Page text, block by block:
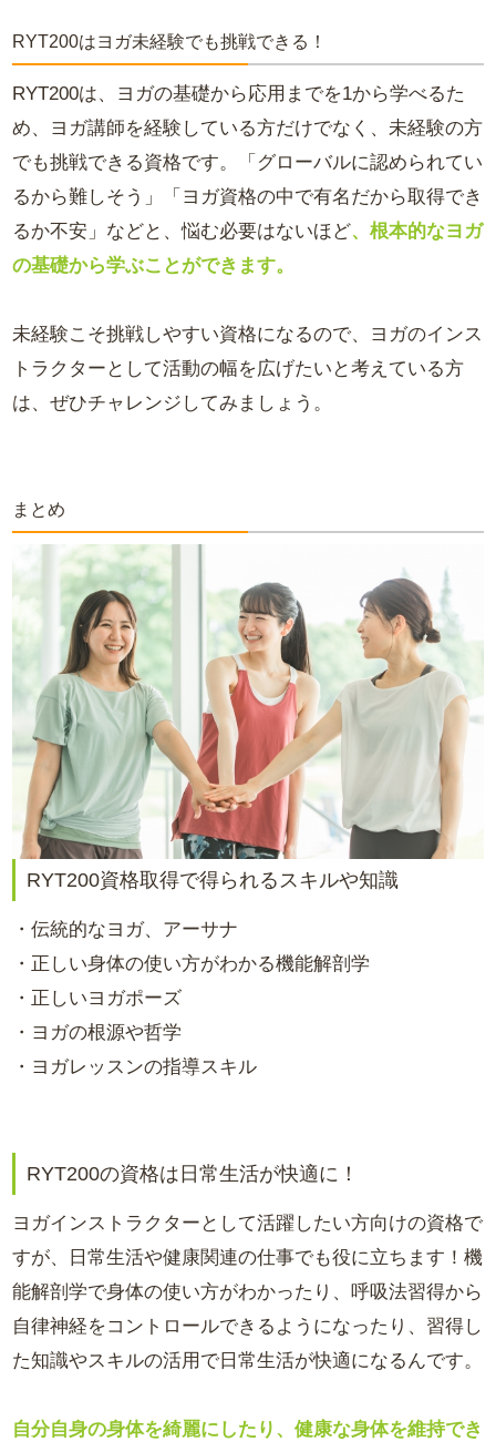
RYT200はヨガ未経験でも挑戦できる！
RYT200は、ヨガの基礎から応用までを1から学べるた
め、ヨガ講師を経験している方だけでなく、未経験の方
でも挑戦できる資格です。「グローバルに認められてい
るから難しそう」「ヨガ資格の中で有名だから取得でき
るか不安」などと、悩む必要はないほど、根本的なヨガ
の基礎から学ぶことができます。
未経験こそ挑戦しやすい資格になるので、ヨガのインス
トラクターとして活動の幅を広げたいと考えている方
は、ぜひチャレンジしてみましょう。
まとめ
RYT200資格取得で得られるスキルや知識
・伝統的なヨガ、アーサナ
・正しい身体の使い方がわかる機能解剖学
・正しいヨガポーズ
・ヨガの根源や哲学
・ヨガレッスンの指導スキル
RYT200の資格は日常生活が快適に！
ヨガインストラクターとして活躍したい方向けの資格で
すが、日常生活や健康関連の仕事でも役に立ちます！機
能解剖学で身体の使い方がわかったり、呼吸法習得から
自律神経をコントロールできるようになったり、習得し
た知識やスキルの活用で日常生活が快適になるんです。
自分自身の身体を綺麗にしたり、健康な身体を維持でき